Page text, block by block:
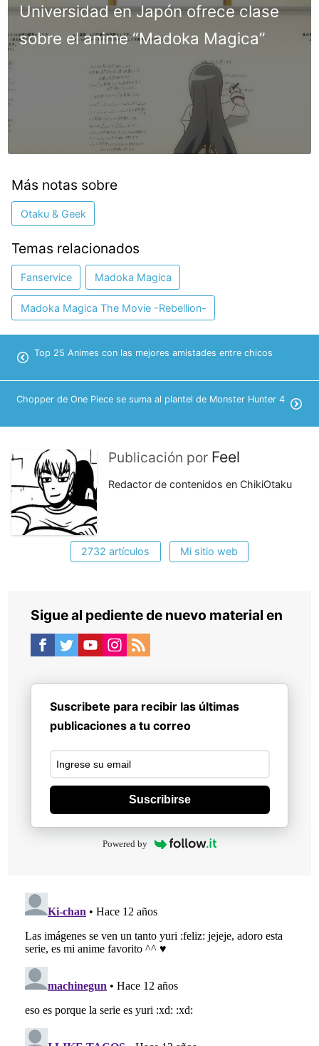
Universidad en Japón ofrece clase
sobre el anime “Madoka Magica”
Más notas sobre
Otaku & Geek
Temas relacionados
Fanservice Madoka Magica
Madoka Magica The Movie -Rebellion-
Top 25 Animes con las mejores amistades entre chicos
Chopper de One Piece se suma al plantel de Monster Hunter 4
Publicación por Feel
Redactor de contenidos en ChikiOtaku
2732 artículos Mi sitio web
Sigue al pediente de nuevo material en
Suscribete para recibir las últimas
publicaciones a tu correo
Suscribirse
Powered by